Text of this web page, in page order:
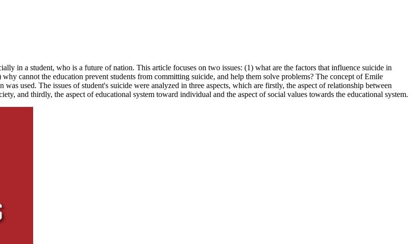
in a student, who is a future of nation. This article focuses on two issues: (1) what are the factors that influence suicide in
cannot the education prevent students from committing suicide, and help them solve problems? The concept of Emile
used. The issues of student's suicide were analyzed in three aspects, which are firstly, the aspect of relationship between
and thirdly, the aspect of educational system toward individual and the aspect of social values towards the educational system.